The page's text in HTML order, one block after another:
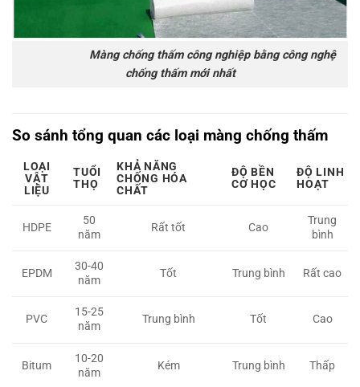
Màng chống thấm công nghiệp bằng công nghệ
chống thấm mới nhất
So sánh tổng quan các loại màng chống thấm
LOẠI
VẬT
LIỆU
TUỔI
THỌ
KHẢ NĂNG
CHỐNG HÓA
CHẤT
ĐỘ BỀN
CƠ HỌC
ĐỘ LINH
HOẠT
HDPE
50
năm
Rất tốt Cao
Trung
bình
EPDM
30-40
năm
Tốt Trung bình Rất cao
PVC
15-25
năm
Trung bình Tốt Cao
Bitum
10-20
năm
Kém Trung bình Thấp